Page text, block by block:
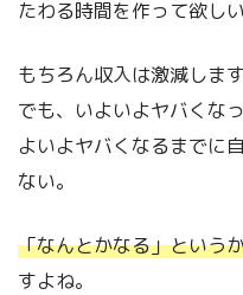
たわる時間を作って欲しい
もちろん収入は激減しま
でも、いよいよヤバくな
よいよヤバくなるまでに
ない。
「なんとかなる」という
すよね。